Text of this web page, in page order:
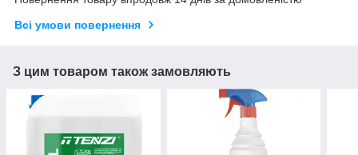
Всі умови повернення
З цим товаром також замовляють